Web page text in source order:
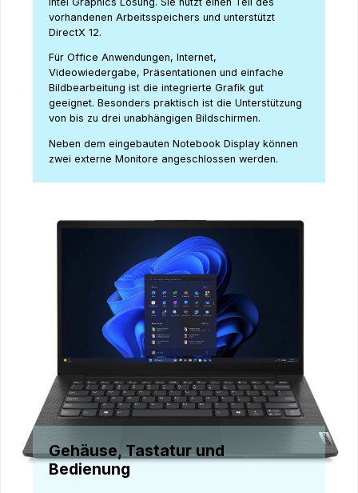
vorhandenen Arbeitsspeichers und unterstützt
DirectX 12.
Für Office Anwendungen, Internet,
Videowiedergabe, Präsentationen und einfache
Bildbearbeitung ist die integrierte Grafik gut
geeignet. Besonders praktisch ist die Unterstützung
von bis zu drei unabhängigen Bildschirmen.
Neben dem eingebauten Notebook Display können
zwei externe Monitore angeschlossen werden.
Gehäuse, Tastatur und
Bedienung